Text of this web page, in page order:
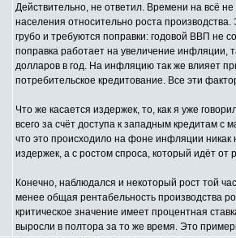
Действительно, не ответил. Времени на всё
населения относительно роста
грубо и требуются поправки: годовой ВВП не
поправка работает на увеличение инфляции,
долларов в год. На инфляцию так же влияет
потребительское кредитование. Все эти
Что же касается издержек, то, как я уже
всего за счёт доступа к западным кредитам с
что это происходило на фоне инфляции никак
издержек, а с ростом спроса, который идёт от
Конечно, наблюдался и некоторый рост той
менее общая рентабельность производства
критическое значение имеет процентная
выросли в полтора за то же время. Это